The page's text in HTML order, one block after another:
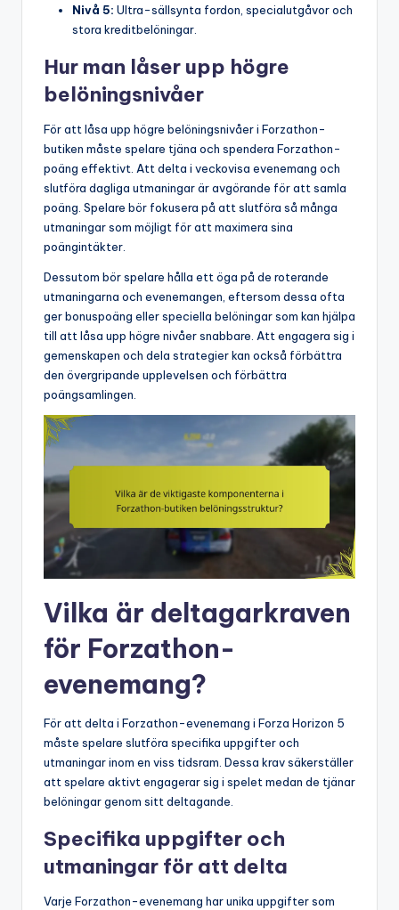
Nivå 5: Ultra-sällsynta fordon, specialutgåvor och
stora kreditbelöningar.
Hur man låser upp högre
belöningsnivåer
För att låsa upp högre belöningsnivåer i Forzathon-
butiken måste spelare tjäna och spendera Forzathon-
poäng effektivt. Att delta i veckovisa evenemang och
slutföra dagliga utmaningar är avgörande för att samla
poäng. Spelare bör fokusera på att slutföra så många
utmaningar som möjligt för att maximera sina
poängintäkter.
Dessutom bör spelare hålla ett öga på de roterande
utmaningarna och evenemangen, eftersom dessa ofta
ger bonuspoäng eller speciella belöningar som kan hjälpa
till att låsa upp högre nivåer snabbare. Att engagera sig i
gemenskapen och dela strategier kan också förbättra
den övergripande upplevelsen och förbättra
poängsamlingen.
Vilka är deltagarkraven
för Forzathon-
evenemang?
För att delta i Forzathon-evenemang i Forza Horizon 5
måste spelare slutföra specifika uppgifter och
utmaningar inom en viss tidsram. Dessa krav säkerställer
att spelare aktivt engagerar sig i spelet medan de tjänar
belöningar genom sitt deltagande.
Specifika uppgifter och
utmaningar för att delta
Varje Forzathon-evenemang har unika uppgifter som